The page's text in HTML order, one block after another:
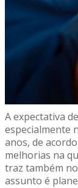
A expectativa
especialmente
anos, de
melhorias na
traz também
assunto é